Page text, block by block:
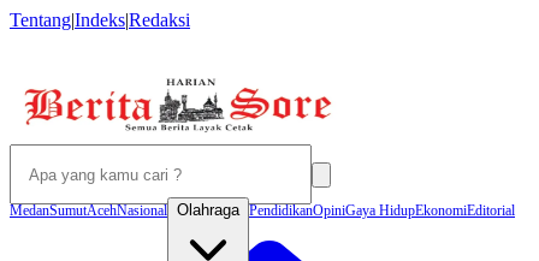
Tentang|Indeks|Redaksi
MedanSumutAcehNasional Olahraga PendidikanOpiniGaya HidupEkonomiEditorial